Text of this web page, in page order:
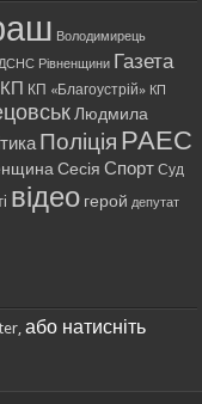
Володимирець
Рівненщини Газета
КП «Благоустрій» КП
Людмила
Поліція РАЕС
Сесія Спорт Суд
відео герой депутат
або натисніть